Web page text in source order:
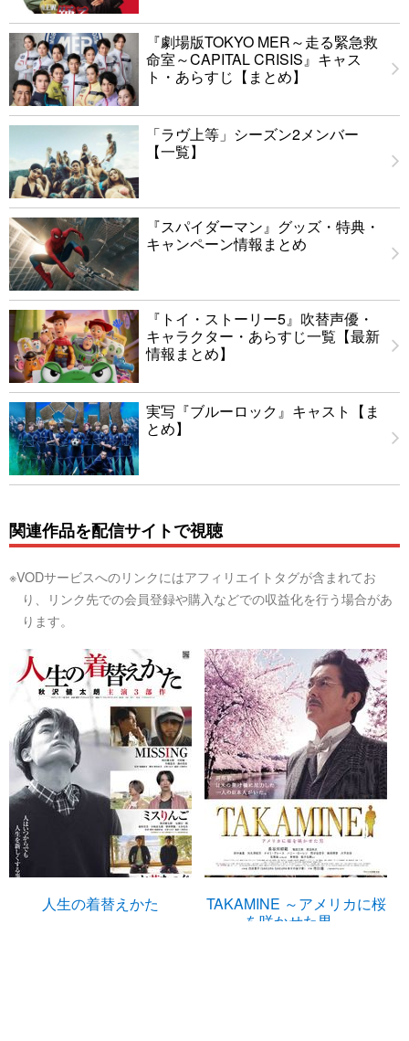
『劇場版TOKYO MER～走る緊急救
命室～CAPITAL CRISIS』キャス
ト・あらすじ【まとめ】
「ラヴ上等」シーズン2メンバー
【一覧】
『スパイダーマン』グッズ・特典・
キャンペーン情報まとめ
『トイ・ストーリー5』吹替声優・
キャラクター・あらすじ一覧【最新
情報まとめ】
実写『ブルーロック』キャスト【ま
とめ】
関連作品を配信サイトで視聴
※VODサービスへのリンクにはアフィリエイトタグが含まれてお
り、リンク先での会員登録や購入などでの収益化を行う場合があ
ります。
人生の着替えかた
TAKAMINE ～アメリカに桜
を咲かせた男～